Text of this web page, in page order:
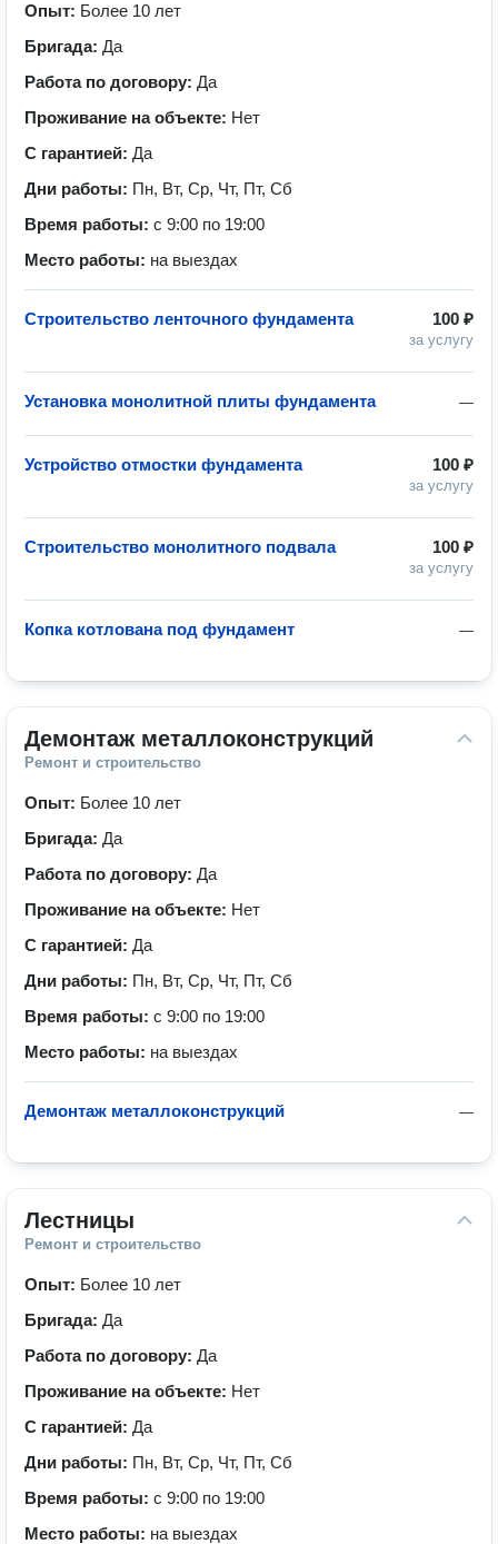
Опыт: Более 10 лет
Бригада: Да
Работа по договору: Да
Проживание на объекте: Нет
С гарантией: Да
Дни работы: Пн, Вт, Ср, Чт, Пт, Сб
Время работы: с 9:00 по 19:00
Место работы: на выездах
100 ₽
за услугу
Строительство ленточного фундамента
—
Установка монолитной плиты фундамента
100 ₽
за услугу
Устройство отмостки фундамента
100 ₽
за услугу
Строительство монолитного подвала
—
Копка котлована под фундамент
Демонтаж металлоконструкций
Ремонт и строительство
Опыт: Более 10 лет
Бригада: Да
Работа по договору: Да
Проживание на объекте: Нет
С гарантией: Да
Дни работы: Пн, Вт, Ср, Чт, Пт, Сб
Время работы: с 9:00 по 19:00
Место работы: на выездах
—
Демонтаж металлоконструкций
Лестницы
Ремонт и строительство
Опыт: Более 10 лет
Бригада: Да
Работа по договору: Да
Проживание на объекте: Нет
С гарантией: Да
Дни работы: Пн, Вт, Ср, Чт, Пт, Сб
Время работы: с 9:00 по 19:00
Место работы: на выездах